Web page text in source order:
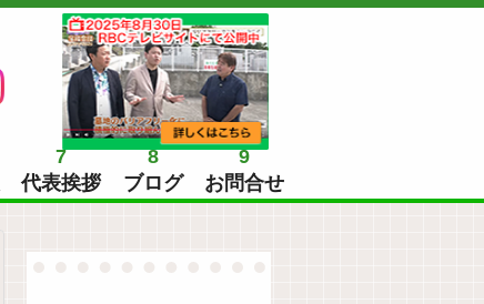
7
代表挨拶
8
ブログ
9
お問合せ